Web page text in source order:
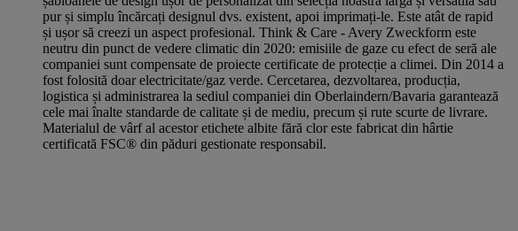
pur și simplu încărcați designul dvs. existent, apoi imprimați-le. Este atât de rapid
și ușor să creezi un aspect profesional. Think & Care - Avery Zweckform este
neutru din punct de vedere climatic din 2020: emisiile de gaze cu efect de seră ale
companiei sunt compensate de proiecte certificate de protecție a climei. Din 2014 a
fost folosită doar electricitate/gaz verde. Cercetarea, dezvoltarea, producția,
logistica și administrarea la sediul companiei din Oberlaindern/Bavaria garantează
cele mai înalte standarde de calitate și de mediu, precum și rute scurte de livrare.
Materialul de vârf al acestor etichete albite fără clor este fabricat din hârtie
certificată FSC® din păduri gestionate responsabil.